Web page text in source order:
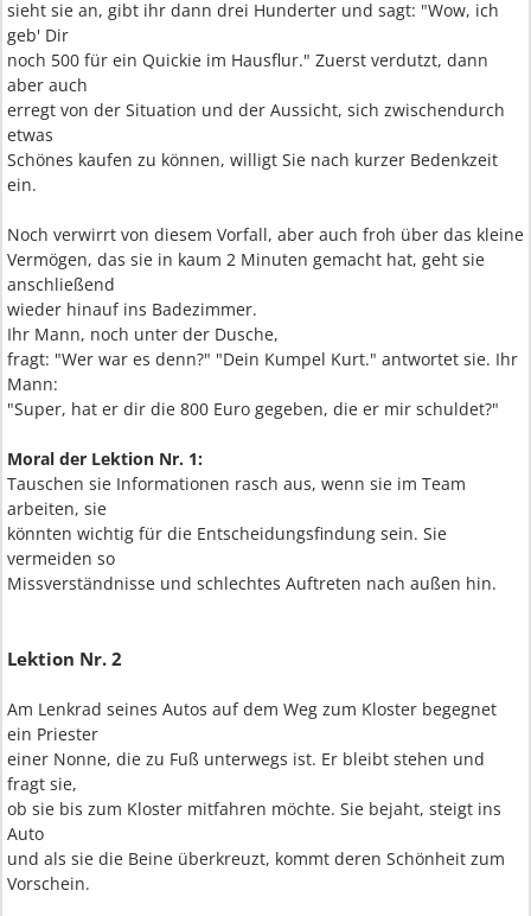
sieht sie an, gibt ihr dann drei Hunderter und sagt: "Wow, ich
geb' Dir
noch 500 für ein Quickie im Hausflur." Zuerst verdutzt, dann
aber auch
erregt von der Situation und der Aussicht, sich zwischendurch
etwas
Schönes kaufen zu können, willigt Sie nach kurzer Bedenkzeit
ein.
Noch verwirrt von diesem Vorfall, aber auch froh über das kleine
Vermögen, das sie in kaum 2 Minuten gemacht hat, geht sie
anschließend
wieder hinauf ins Badezimmer.
Ihr Mann, noch unter der Dusche,
fragt: "Wer war es denn?" "Dein Kumpel Kurt." antwortet sie. Ihr
Mann:
"Super, hat er dir die 800 Euro gegeben, die er mir schuldet?"
Moral der Lektion Nr. 1:
Tauschen sie Informationen rasch aus, wenn sie im Team
arbeiten, sie
könnten wichtig für die Entscheidungsfindung sein. Sie
vermeiden so
Missverständnisse und schlechtes Auftreten nach außen hin.
Lektion Nr. 2
Am Lenkrad seines Autos auf dem Weg zum Kloster begegnet
ein Priester
einer Nonne, die zu Fuß unterwegs ist. Er bleibt stehen und
fragt sie,
ob sie bis zum Kloster mitfahren möchte. Sie bejaht, steigt ins
Auto
und als sie die Beine überkreuzt, kommt deren Schönheit zum
Vorschein.